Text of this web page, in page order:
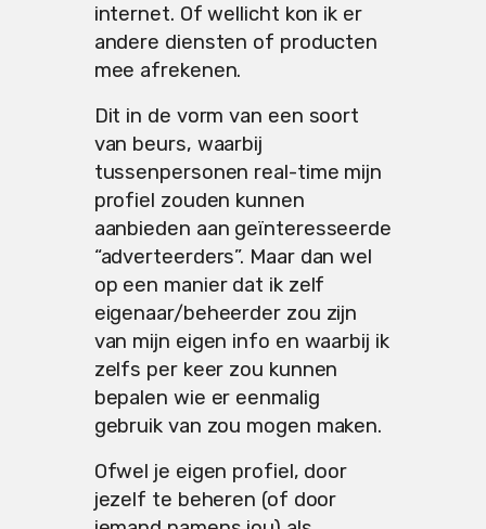
internet. Of wellicht kon ik er
andere diensten of producten
mee afrekenen.
Dit in de vorm van een soort
van beurs, waarbij
tussenpersonen real-time mijn
profiel zouden kunnen
aanbieden aan geïnteresseerde
“adverteerders”. Maar dan wel
op een manier dat ik zelf
eigenaar/beheerder zou zijn
van mijn eigen info en waarbij ik
zelfs per keer zou kunnen
bepalen wie er eenmalig
gebruik van zou mogen maken.
Ofwel je eigen profiel, door
jezelf te beheren (of door